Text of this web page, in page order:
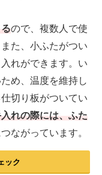
ので、複数人で使
た、小ふたがつい
れができます。い
め、温度を維持し
切り板がついてい
れの際には、ふた
ながっています。
ック